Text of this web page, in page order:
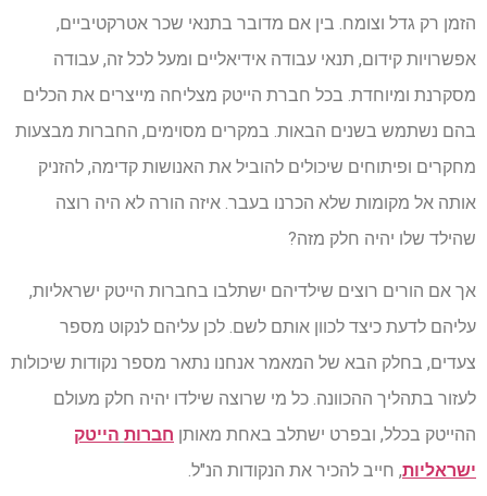
הזמן רק גדל וצומח. בין אם מדובר בתנאי שכר אטרקטיביים,
אפשרויות קידום, תנאי עבודה אידיאליים ומעל לכל זה, עבודה
מסקרנת ומיוחדת. בכל חברת הייטק מצליחה מייצרים את הכלים
בהם נשתמש בשנים הבאות. במקרים מסוימים, החברות מבצעות
מחקרים ופיתוחים שיכולים להוביל את האנושות קדימה, להזניק
אותה אל מקומות שלא הכרנו בעבר. איזה הורה לא היה רוצה
שהילד שלו יהיה חלק מזה?
אך אם הורים רוצים שילדיהם ישתלבו בחברות הייטק ישראליות,
עליהם לדעת כיצד לכוון אותם לשם. לכן עליהם לנקוט מספר
צעדים, בחלק הבא של המאמר אנחנו נתאר מספר נקודות שיכולות
לעזור בתהליך ההכוונה. כל מי שרוצה שילדו יהיה חלק מעולם
ההייטק בכלל, ובפרט ישתלב באחת מאותן חברות הייטק
ישראליות, חייב להכיר את הנקודות הנ"ל.